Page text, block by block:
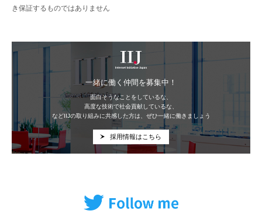
き保証するものではありません
IIJ
一緒に働く仲間を募集中！
面白そうなことをしているな、
高度な技術で社会貢献しているな、
などIIJの取り組みに共感した方は、ぜひ一緒に働きましょう
採用情報はこちら